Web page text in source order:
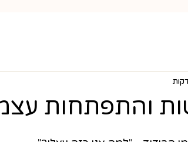
והתפתחות